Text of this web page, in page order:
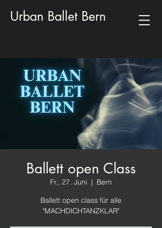
Urban Ballet Bern
Ballett open Class
Fr., 27. Juni
  |
Bern
Ballett open class für alle
"MACHDICHTANZKLAR"